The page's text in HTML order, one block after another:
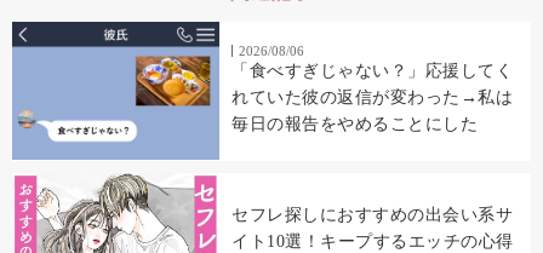
2026/08/06
「食べすぎじゃない？」応援してく
れていた彼の返信が変わった→私は
毎日の報告をやめることにした
セフレ探しにおすすめの出会い系サ
イト10選！キープするエッチの心得